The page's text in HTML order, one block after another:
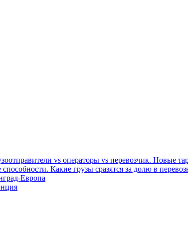
vs операторы vs перевозчик. Новые
Какие грузы сразятся за долю в
Европа